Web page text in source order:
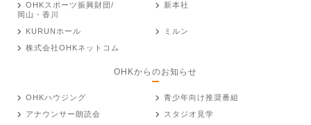
OHKスポーツ振興財団/
岡山・香川
新本社
KURUNホール
ミルン
株式会社OHKネットコム
OHKからのお知らせ
OHKハウジング
青少年向け推奨番組
アナウンサー朗読会
スタジオ見学